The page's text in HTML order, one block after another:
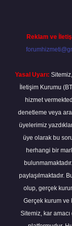
Reklam ve
Yasal Uyarı:
İletişim Kurumu
hizmet
denetleme veya
üyelerimiz
üye olarak bu
herhangi bir
paylaşılmaktadır.
olup, gerçek
Gerçek kurum
Sitemiz, kar